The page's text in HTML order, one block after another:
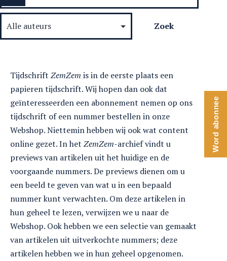
Tijdschrift ZemZem is in de eerste plaats een
papieren tijdschrift. Wij hopen dan ook dat
geïnteresseerden een abonnement nemen op ons
tijdschrift of een nummer bestellen in onze
Webshop. Niettemin hebben wij ook wat content
online gezet. In het ZemZem-archief vindt u
previews van artikelen uit het huidige en de
voorgaande nummers. De previews dienen om u
een beeld te geven van wat u in een bepaald
nummer kunt verwachten. Om deze artikelen in
hun geheel te lezen, verwijzen we u naar de
Webshop. Ook hebben we een selectie van gemaakt
van artikelen uit uitverkochte nummers; deze
artikelen hebben we in hun geheel opgenomen.
Word abonnee